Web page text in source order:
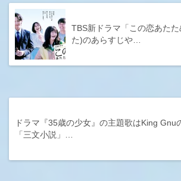
TBS新ドラマ「この恋あた
た)のあらすじや…
ドラマ『35歳の少女』の主題歌はKing Gnu
「三文小説」…